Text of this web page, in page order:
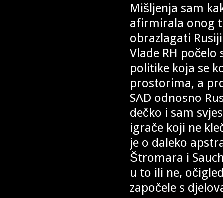
Mišljenja sam
afirmirala onog
obrazlagati
Vlade RH
politike koja se
prostorima, a
SAD odnosno
dečko i sam
igrače koji ne
je o daleko
Štromara i
u to ili ne,
započele s